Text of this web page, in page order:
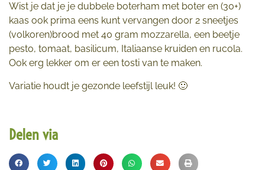
Wist je dat je je dubbele boterham met boter en (30+)
kaas ook prima eens kunt vervangen door 2 sneetjes
(volkoren)brood met 40 gram mozzarella, een beetje
pesto, tomaat, basilicum, Italiaanse kruiden en rucola.
Ook erg lekker om er een tosti van te maken.
Variatie houdt je gezonde leefstijl leuk! 🙂
Delen via